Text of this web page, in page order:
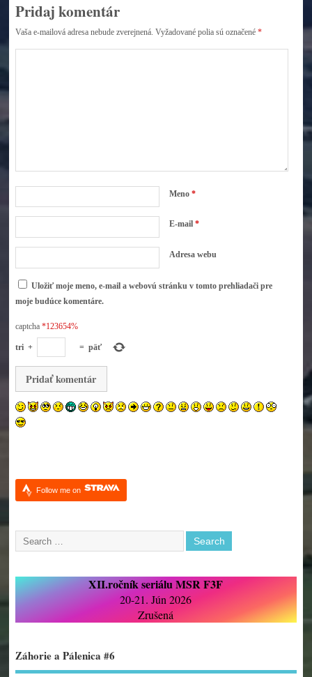
Pridaj komentár
Vaša e-mailová adresa nebude zverejnená. Vyžadované polia sú označené *
Meno *
E-mail *
Adresa webu
Uložiť moje meno, e-mail a webovú stránku v tomto prehliadači pre
moje budúce komentáre.
captcha*123654%
tri + = päť
Follow me on
XII.ročník seriálu MSR F3F
20-21. Jún 2026
Zrušená
Záhorie a Pálenica #6